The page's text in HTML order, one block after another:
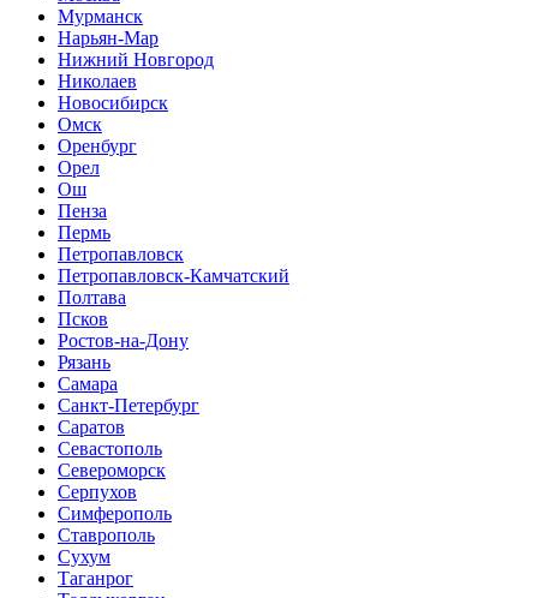
Мурманск
Нарьян-Мар
Нижний Новгород
Николаев
Новосибирск
Омск
Оренбург
Орел
Ош
Пенза
Пермь
Петропавловск
Петропавловск-Камчатский
Полтава
Псков
Ростов-на-Дону
Рязань
Самара
Санкт-Петербург
Саратов
Севастополь
Североморск
Серпухов
Симферополь
Ставрополь
Сухум
Таганрог